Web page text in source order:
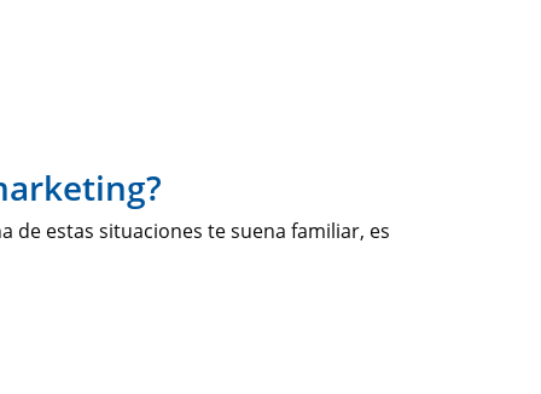
de estas situaciones te suena familiar, es